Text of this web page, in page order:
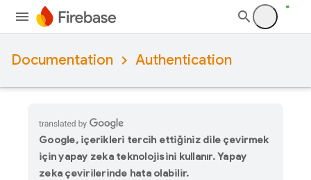
Documentation Authentication
Google, içerikleri tercih ettiğiniz dile çevirmek
için yapay zeka teknolojisini kullanır. Yapay
zeka çevirilerinde hata olabilir.